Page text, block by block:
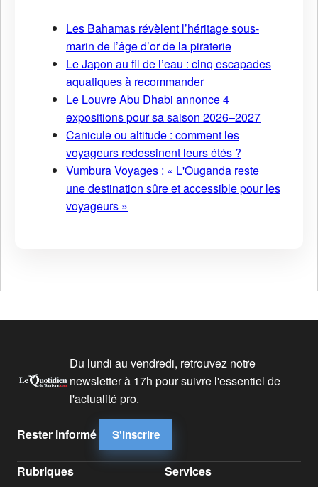
Les Bahamas révèlent l’héritage sous-
marin de l’âge d’or de la piraterie
Le Japon au fil de l’eau : cinq escapades
aquatiques à recommander
Le Louvre Abu Dhabi annonce 4
expositions pour sa saison 2026–2027
Canicule ou altitude : comment les
voyageurs redessinent leurs étés ?
Vumbura Voyages : « L'Ouganda reste
une destination sûre et accessible pour les
voyageurs »
Du lundi au vendredi, retrouvez notre
newsletter à 17h pour suivre l'essentiel de
l'actualité pro.
Rester informé S'inscrire
Rubriques Services